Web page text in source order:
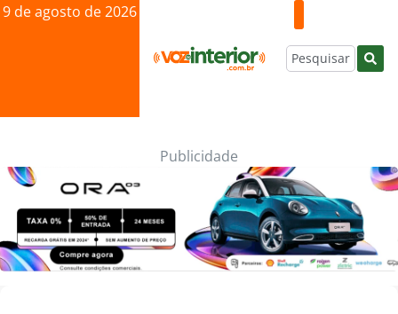
9 de agosto de 2026
Publicidade